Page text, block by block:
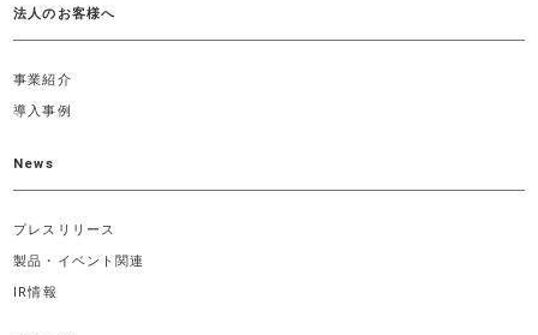
法人のお客様へ
事業紹介
導入事例
News
プレスリリース
製品・イベント関連
IR情報